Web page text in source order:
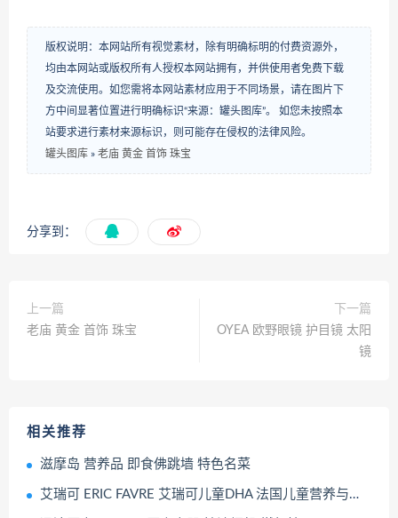
版权说明：本网站所有视觉素材，除有明确标明的付费资源外，
均由本网站或版权所有人授权本网站拥有，并供使用者免费下载
及交流使用。如您需将本网站素材应用于不同场景，请在图片下
方中间显著位置进行明确标识“来源：罐头图库”。 如您未按照本
站要求进行素材来源标识，则可能存在侵权的法律风险。
罐头图库 » 老庙 黄金 首饰 珠宝
分享到：
上一篇
老庙 黄金 首饰 珠宝
下一篇
OYEA 欧野眼镜 护目镜 太阳
镜
相关推荐
滋摩岛 营养品 即食佛跳墙 特色名菜
艾瑞可 ERIC FAVRE 艾瑞可儿童DHA 法国儿童营养与运动健康品牌